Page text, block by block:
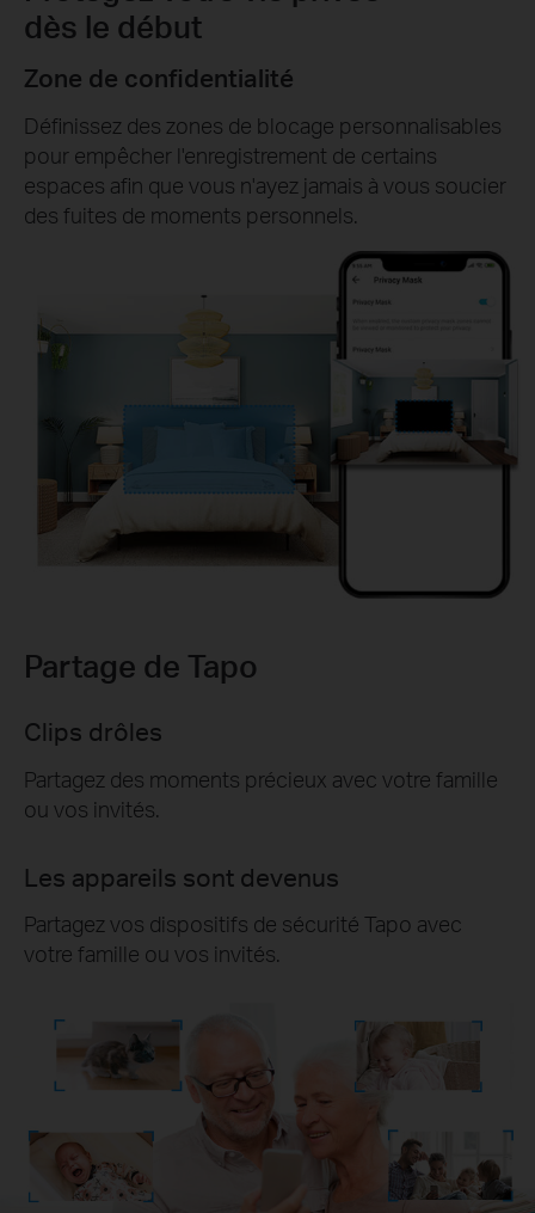
dès le début
Zone de confidentialité
Définissez des zones de blocage personnalisables
pour empêcher l'enregistrement de certains
espaces afin que vous n'ayez jamais à vous soucier
des fuites de moments personnels.
Partage de Tapo
Clips drôles
Partagez des moments précieux avec votre famille
ou vos invités.
Les appareils sont devenus
Partagez vos dispositifs de sécurité Tapo avec
votre famille ou vos invités.